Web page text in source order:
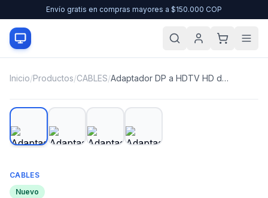
Envío gratis en compras mayores a $150.000 COP
Inicio/Productos/CABLES/ Adaptador DP a HDTV HD de 1.8 metros
CABLES
Nuevo